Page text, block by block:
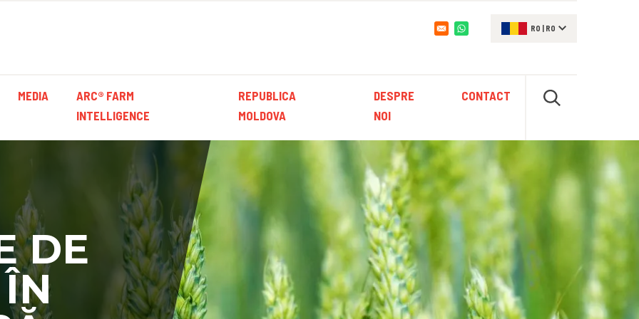
Opens in a new window
RO | RO
MEDIA
ARC® FARM
INTELLIGENCE
REPUBLICA
MOLDOVA
DESPRE
NOI
CONTACT
DE